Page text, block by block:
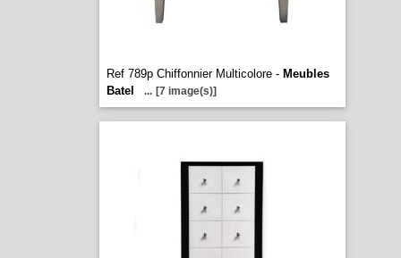
Ref 789p Chiffonnier Multicolore - Meubles
Batel
... [7 image(s)]